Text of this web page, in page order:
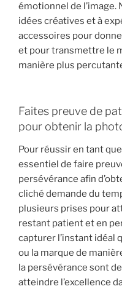
émotionnel de l’image.
idées créatives et à
accessoires pour
et pour transmettre le
manière plus
Faites preuve de
pour obtenir la
Pour réussir en tant
essentiel de faire
persévérance afin
cliché demande du
plusieurs prises pour
restant patient et en
capturer l’instant idéal
ou la marque de
la persévérance sont
atteindre l’excellence